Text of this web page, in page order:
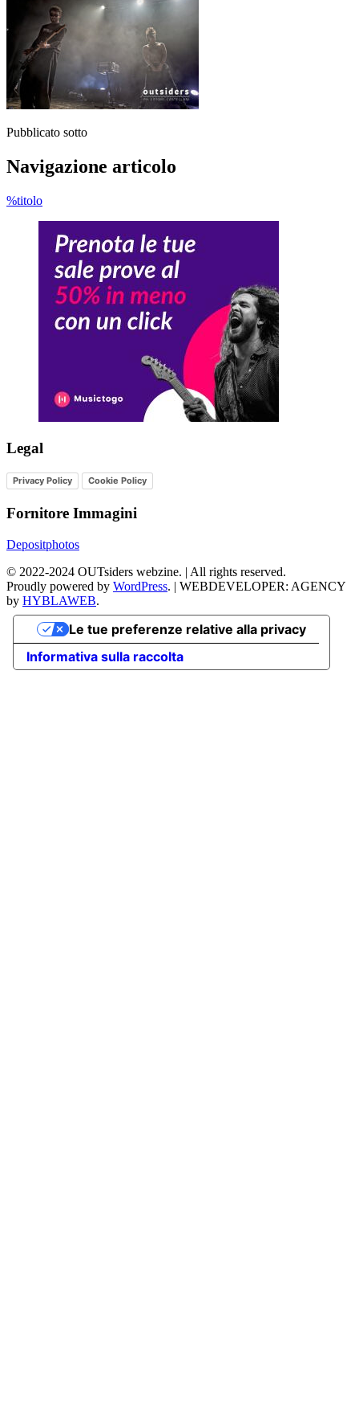
Pubblicato sotto
Navigazione articolo
%titolo
Legal
Privacy Policy Cookie Policy
Fornitore Immagini
Depositphotos
© 2022-2024 OUTsiders webzine. | All rights reserved.
Proudly powered by WordPress. | WEBDEVELOPER: AGENCY
by HYBLAWEB.
Informativa sulla raccolta
Le tue preferenze relative alla privacy